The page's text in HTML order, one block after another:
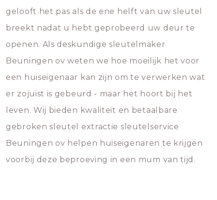
gelooft het pas als de ene helft van uw sleutel
breekt nadat u hebt geprobeerd uw deur te
openen. Als deskundige sleutelmaker
Beuningen ov weten we hoe moeilijk het voor
een huiseigenaar kan zijn om te verwerken wat
er zojuist is gebeurd - maar het hoort bij het
leven. Wij bieden kwaliteit en betaalbare
gebroken sleutel extractie sleutelservice
Beuningen ov helpen huiseigenaren te krijgen
voorbij deze beproeving in een mum van tijd.